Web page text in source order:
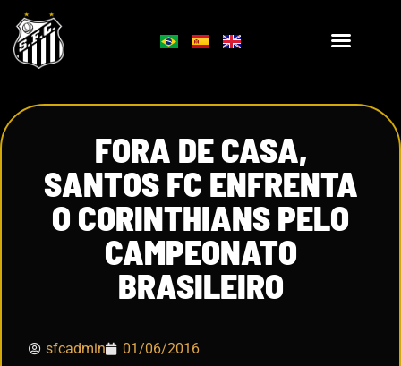
FORA DE CASA,
SANTOS FC ENFRENTA
O CORINTHIANS PELO
CAMPEONATO
BRASILEIRO
sfcadmin 01/06/2016